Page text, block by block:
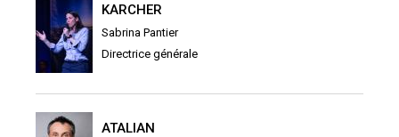
KARCHER
Sabrina Pantier
Directrice générale
ATALIAN